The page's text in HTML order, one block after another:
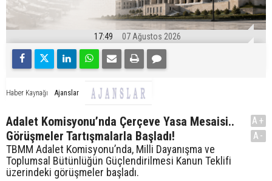
17:49 07 Ağustos 2026
Haber Kaynağı Ajanslar
Adalet Komisyonu’nda Çerçeve Yasa Mesaisi..
Görüşmeler Tartışmalarla Başladı!
TBMM Adalet Komisyonu’nda, Milli Dayanışma ve
Toplumsal Bütünlüğün Güçlendirilmesi Kanun Teklifi
üzerindeki görüşmeler başladı.
A+
A-